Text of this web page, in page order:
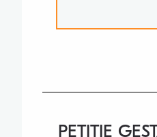
PETITIE